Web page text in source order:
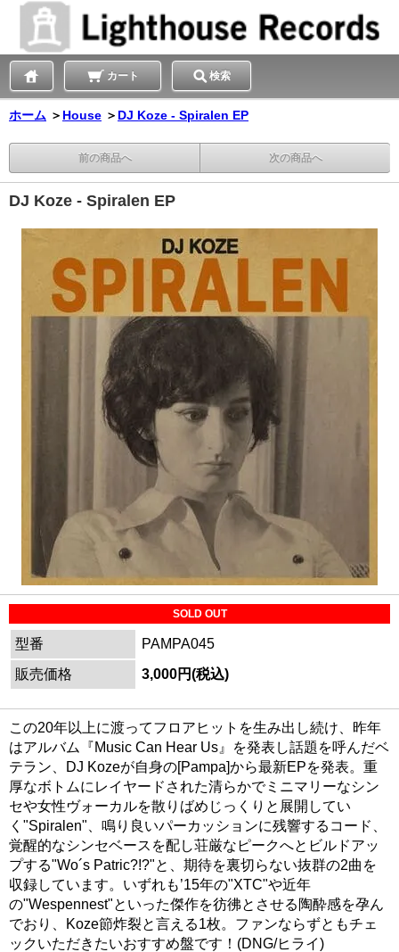
カート 検索
ホーム ＞ House ＞ DJ Koze - Spiralen EP
前の商品へ 次の商品へ
DJ Koze - Spiralen EP
SOLD OUT
型番
PAMPA045
販売価格
3,000円(税込)
この20年以上に渡ってフロアヒットを生み出し続け、昨年
はアルバム『Music Can Hear Us』を発表し話題を呼んだベ
テラン、DJ Kozeが自身の[Pampa]から最新EPを発表。重
厚なボトムにレイヤードされた清らかでミニマリーなシン
セや女性ヴォーカルを散りばめじっくりと展開してい
く"Spiralen"、鳴り良いパーカッションに残響するコード、
覚醒的なシンセベースを配し荘厳なピークへとビルドアッ
プする"Wo´s Patric?!?"と、期待を裏切らない抜群の2曲を
収録しています。いずれも’15年の"XTC"や近年
の"Wespennest"といった傑作を彷彿とさせる陶酔感を孕ん
でおり、Koze節炸裂と言える1枚。ファンならずともチェ
ックいただきたいおすすめ盤です！(DNG/ヒライ)